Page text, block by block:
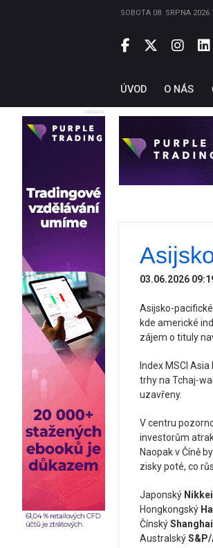
SOBOTA 08. SRPNA 2026
ÚVOD O NÁS
reklama
03.06.2026
Asijsko-
kde americké
zájem o tituly
Index MSCI
trhy na Tchaj-
uzavřeny.
V centru
investorům
Naopak v Číně
zisky poté, co
Japonský
Hongkongský
Čínský
AustralskýS&P/